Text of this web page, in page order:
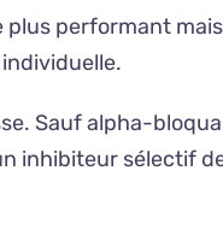
performant
Sauf alpha-
inhibiteur sélectif